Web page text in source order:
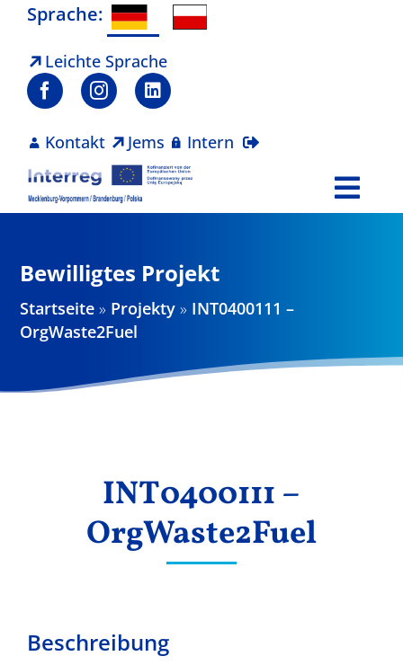
Zum
springen
Sprache:
Leichte Sprache
Kontakt Jems Intern
Projekte
Bewilligtes Projekt
Startseite » Projekty » INT0400111 –
OrgWaste2Fuel
INT0400111 –
OrgWaste2Fuel
Beschreibung